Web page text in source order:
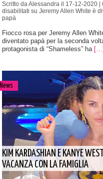
Scritto da Alessandra il 17-12-2020 |
disabilitati su Jeremy Allen White è
papà
Fiocco rosa per Jeremy Allen
diventato papà per la seconda
protagonista di “Shameless” ha […]
News
KIM KARDASHIAN E KANYE
VACANZA CON LA FAMIGLIA